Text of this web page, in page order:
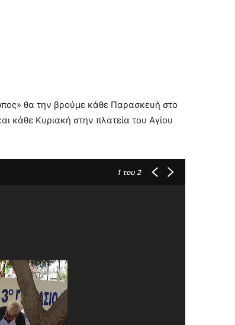
θα την βρούμε κάθε Παρασκευή στο
κάθε Κυριακή στην πλατεία του Αγίου
1 του 2